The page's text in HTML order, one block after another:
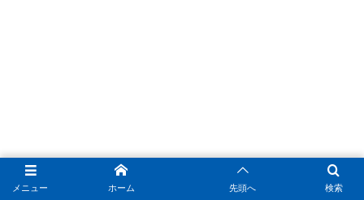
メニュー 検索
ホーム 先頭へ